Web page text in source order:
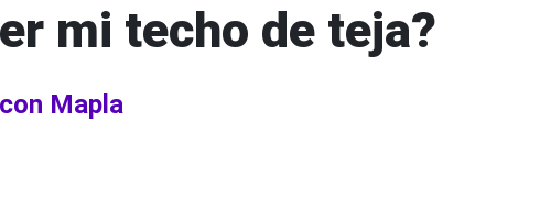
mi techo de teja?
Mapla